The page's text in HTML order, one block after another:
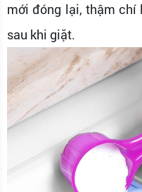
mới đóng lại, thậm chí
sau khi giặt.